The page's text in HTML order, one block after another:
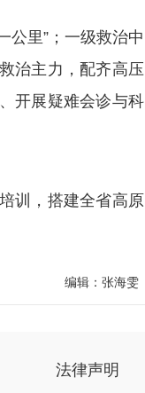
里”；一级救治中
治主力，配齐高压
开展疑难会诊与科
训，搭建全省高原
编辑：张海雯
法律声明